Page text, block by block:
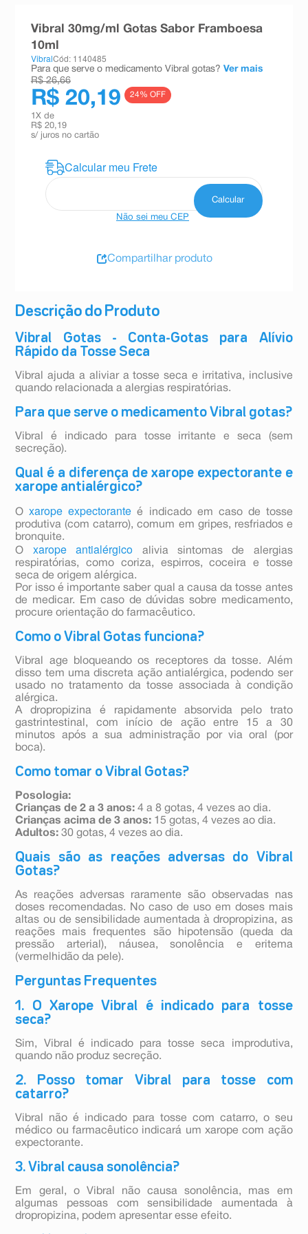
esmalte
ºabsorvente
Descrição do Produto
Vibral Gotas - Conta-Gotas para Alívio
Rápido da Tosse Seca
Vibral ajuda a aliviar a tosse seca e irritativa, inclusive
quando relacionada a alergias respiratórias.
Para que serve o medicamento Vibral gotas?
Vibral é indicado para tosse irritante e seca (sem
secreção).
Qual é a diferença de xarope expectorante e
xarope antialérgico?
Oxarope expectorante é indicado em caso de tosse
produtiva (com catarro), comum em gripes, resfriados e
bronquite.
O
xarope antialérgico alivia sintomas de alergias
respiratórias, como coriza, espirros, coceira e tosse
seca de origem alérgica.
Por isso é importante saber qual a causa da tosse antes
de medicar. Em caso de dúvidas sobre medicamento,
procure orientação do farmacêutico.
Como o Vibral Gotas funciona?
Vibral age bloqueando os receptores da tosse. Além
disso tem uma discreta ação antialérgica, podendo ser
usado no tratamento da tosse associada à condição
alérgica.
A dropropizina é rapidamente absorvida pelo trato
gastrintestinal, com início de ação entre 15 a 30
minutos após a sua administração por via oral (por
boca).
Como tomar o Vibral Gotas?
Posologia:
Crianças de 2 a 3 anos: 4 a 8 gotas, 4 vezes ao dia.
Crianças acima de 3 anos: 15 gotas, 4 vezes ao dia.
Adultos: 30 gotas, 4 vezes ao dia.
Quais são as reações adversas do Vibral
Gotas?
As reações adversas raramente são observadas nas
doses recomendadas. No caso de uso em doses mais
altas ou de sensibilidade aumentada à dropropizina, as
reações mais frequentes são hipotensão (queda da
pressão arterial), náusea, sonolência e eritema
(vermelhidão da pele).
Perguntas Frequentes
1. O Xarope Vibral é indicado para tosse
seca?
Sim, Vibral é indicado para tosse seca improdutiva,
quando não produz secreção.
2. Posso tomar Vibral para tosse com
catarro?
Vibral não é indicado para tosse com catarro, o seu
médico ou farmacêutico indicará um xarope com ação
expectorante.
3. Vibral causa sonolência?
Em geral, o Vibral não causa sonolência, mas em
algumas pessoas com sensibilidade aumentada à
dropropizina, podem apresentar esse efeito.
Vibral 30mg/ml Gotas Sabor Framboesa
10ml
VibralCód: 1140485
Para que serve o medicamento Vibral gotas? Ver mais
R$ 26,66
R$ 20,19 24% OFF
1 X de
R$ 20,19
s/ juros no cartão
Não sei meu CEP
Compartilhar produto